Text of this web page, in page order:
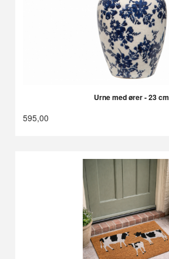
Urne med ører - 23 cm
595,00